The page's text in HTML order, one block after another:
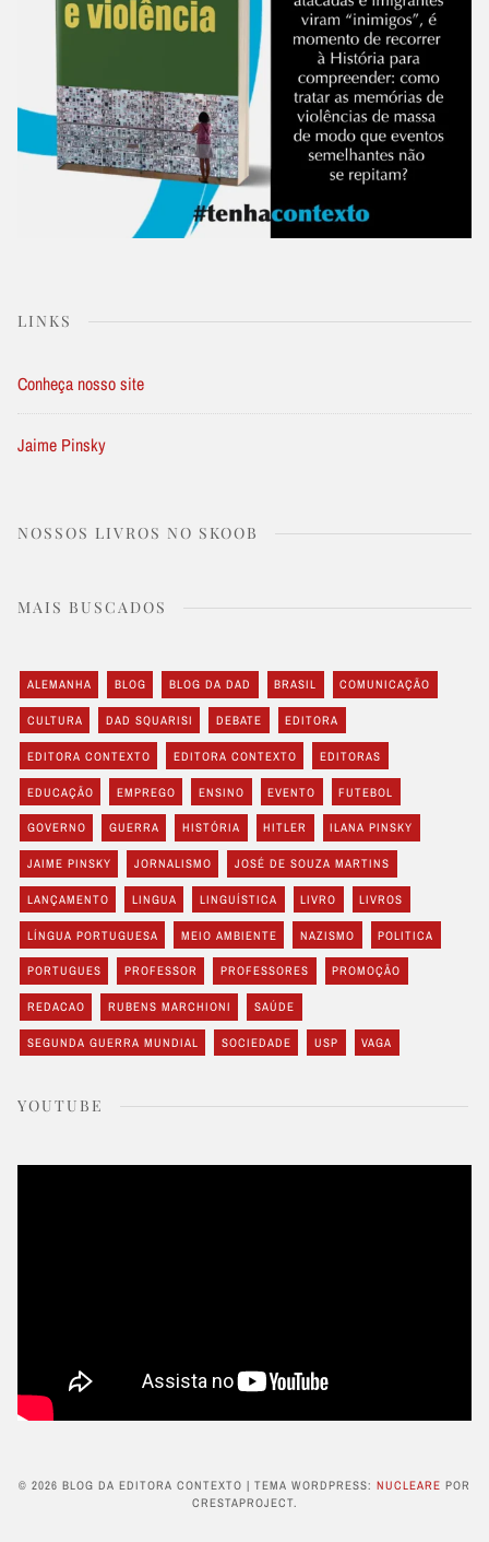
LINKS
Conheça nosso site
Jaime Pinsky
NOSSOS LIVROS NO SKOOB
MAIS BUSCADOS
ALEMANHA BLOG BLOG DA DAD BRASIL COMUNICAÇÃO
CULTURA DAD SQUARISI DEBATE EDITORA
EDITORA CONTEXTO EDITORA CONTEXTO EDITORAS
EDUCAÇÃO EMPREGO ENSINO EVENTO FUTEBOL
GOVERNO GUERRA HISTÓRIA HITLER ILANA PINSKY
JAIME PINSKY JORNALISMO JOSÉ DE SOUZA MARTINS
LANÇAMENTO LINGUA LINGUÍSTICA LIVRO LIVROS
LÍNGUA PORTUGUESA MEIO AMBIENTE NAZISMO POLITICA
PORTUGUES PROFESSOR PROFESSORES PROMOÇÃO
REDACAO RUBENS MARCHIONI SAÚDE
SEGUNDA GUERRA MUNDIAL SOCIEDADE USP VAGA
YOUTUBE
© 2026 BLOG DA EDITORA CONTEXTO | TEMA WORDPRESS: NUCLEARE POR
CRESTAPROJECT.